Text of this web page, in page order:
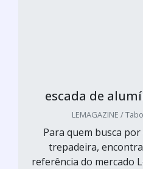
escada de
LEMAGAZINE /
Para quem busca
trepadeira,
referência do mercado